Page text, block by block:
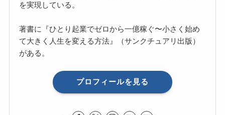
を実現している。
著書に『ひとり起業でゼロから一億稼ぐ〜小さく始め
て大きく人生を変える方法』（サンクチュアリ出版）
がある。
プロフィールを見る